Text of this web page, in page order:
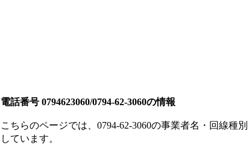
電話番号 0794623060/0794-62-3060の情報
こちらのページでは、 0794-62-3060の事業者名・回線種
しています。